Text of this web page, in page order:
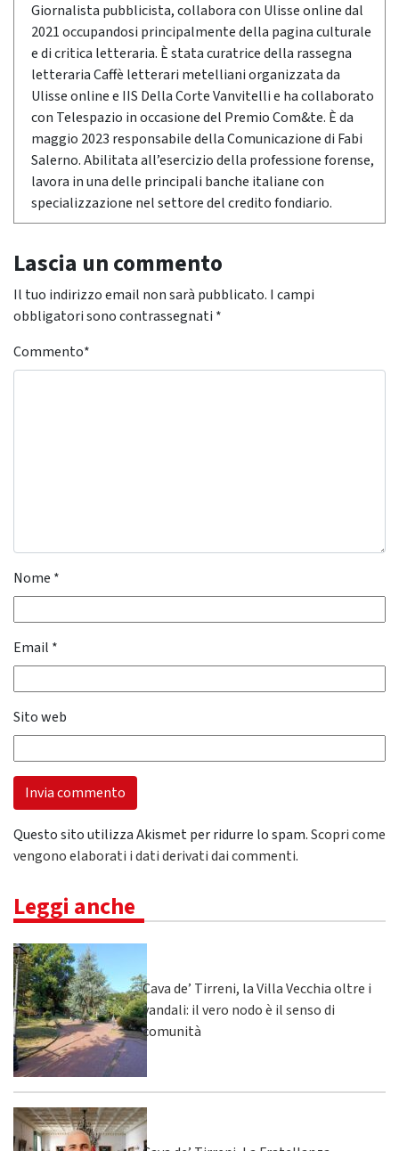
Giornalista pubblicista, collabora con Ulisse online dal
2021 occupandosi principalmente della pagina culturale
e di critica letteraria. È stata curatrice della rassegna
letteraria Caffè letterari metelliani organizzata da
Ulisse online e IIS Della Corte Vanvitelli e ha collaborato
con Telespazio in occasione del Premio Com&te. È da
maggio 2023 responsabile della Comunicazione di Fabi
Salerno. Abilitata all’esercizio della professione forense,
lavora in una delle principali banche italiane con
specializzazione nel settore del credito fondiario.
Lascia un commento
Il tuo indirizzo email non sarà pubblicato. I campi
obbligatori sono contrassegnati *
Commento*
Nome *
Email *
Sito web
Questo sito utilizza Akismet per ridurre lo spam.Scopri come
vengono elaborati i dati derivati dai commenti.
Leggi anche
Cava de’ Tirreni, la Villa Vecchia oltre i
vandali: il vero nodo è il senso di
comunità